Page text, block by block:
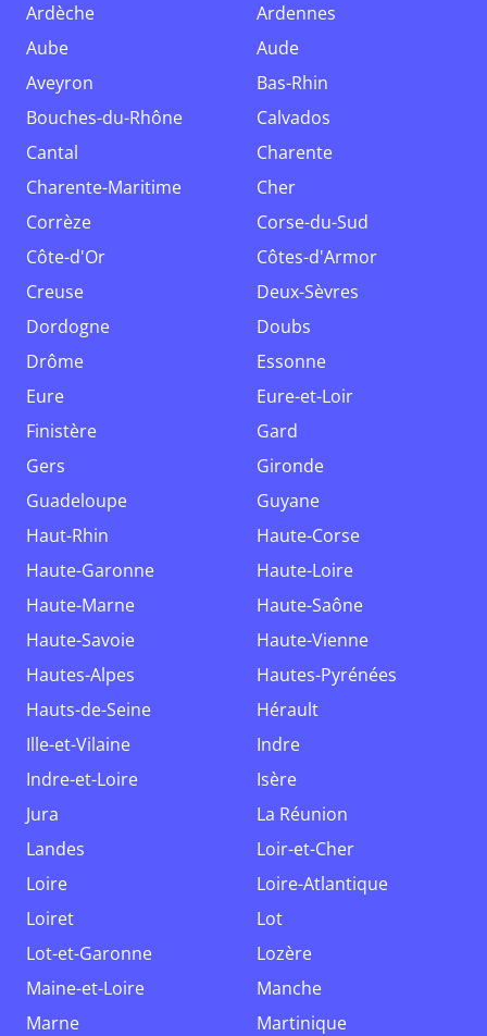
Ardèche
Ardennes
Aube
Aude
Aveyron
Bas-Rhin
Bouches-du-Rhône
Calvados
Cantal
Charente
Charente-Maritime
Cher
Corrèze
Corse-du-Sud
Côte-d'Or
Côtes-d'Armor
Creuse
Deux-Sèvres
Dordogne
Doubs
Drôme
Essonne
Eure
Eure-et-Loir
Finistère
Gard
Gers
Gironde
Guadeloupe
Guyane
Haut-Rhin
Haute-Corse
Haute-Garonne
Haute-Loire
Haute-Marne
Haute-Saône
Haute-Savoie
Haute-Vienne
Hautes-Alpes
Hautes-Pyrénées
Hauts-de-Seine
Hérault
Ille-et-Vilaine
Indre
Indre-et-Loire
Isère
Jura
La Réunion
Landes
Loir-et-Cher
Loire
Loire-Atlantique
Loiret
Lot
Lot-et-Garonne
Lozère
Maine-et-Loire
Manche
Marne
Martinique